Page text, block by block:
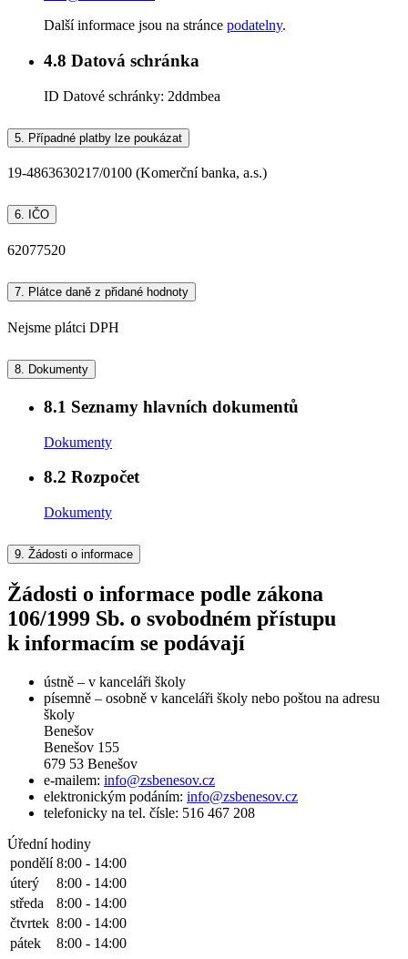
Další informace jsou na stránce podatelny.
4.8 Datová schránka
ID Datové schránky: 2ddmbea
5. Případné platby lze poukázat
19-4863630217/0100 (Komerční banka, a.s.)
6. IČO
62077520
7. Plátce daně z přidané hodnoty
Nejsme plátci DPH
8. Dokumenty
8.1 Seznamy hlavních dokumentů
Dokumenty
8.2 Rozpočet
Dokumenty
9. Žádosti o informace
Žádosti o informace podle zákona
106/1999 Sb. o svobodném přístupu
k informacím se podávají
ústně – v kanceláři školy
písemně – osobně v kanceláři školy nebo poštou na adresu
školy
Benešov
Benešov 155
679 53 Benešov
e-mailem: info@zsbenesov.cz
elektronickým podáním: info@zsbenesov.cz
telefonicky na tel. čísle: 516 467 208
Úřední hodiny
pondělí 8:00 - 14:00
úterý
8:00 - 14:00
středa
8:00 - 14:00
čtvrtek 8:00 - 14:00
pátek
8:00 - 14:00